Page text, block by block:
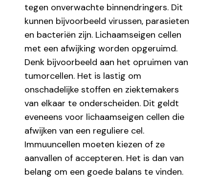
tegen onverwachte binnendringers. Dit
kunnen bijvoorbeeld virussen, parasieten
en bacteriën zijn. Lichaamseigen cellen
met een afwijking worden opgeruimd.
Denk bijvoorbeeld aan het opruimen van
tumorcellen. Het is lastig om
onschadelijke stoffen en ziektemakers
van elkaar te onderscheiden. Dit geldt
eveneens voor lichaamseigen cellen die
afwijken van een reguliere cel.
Immuuncellen moeten kiezen of ze
aanvallen of accepteren. Het is dan van
belang om een goede balans te vinden.